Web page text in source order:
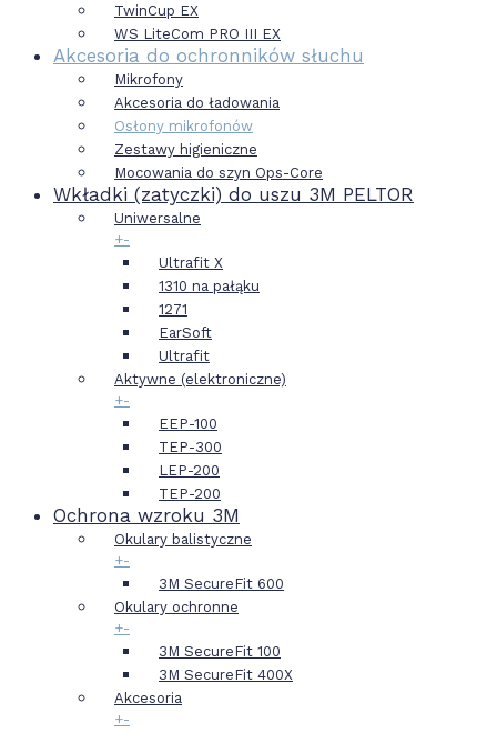
TwinCup EX
WS LiteCom PRO III EX
Akcesoria do ochronników słuchu
Mikrofony
Akcesoria do ładowania
Osłony mikrofonów
Zestawy higieniczne
Mocowania do szyn Ops-Core
Wkładki (zatyczki) do uszu 3M PELTOR
Uniwersalne
+-
Ultrafit X
1310 na pałąku
1271
EarSoft
Ultrafit
Aktywne (elektroniczne)
+-
EEP-100
TEP-300
LEP-200
TEP-200
Ochrona wzroku 3M
Okulary balistyczne
+-
3M SecureFit 600
Okulary ochronne
+-
3M SecureFit 100
3M SecureFit 400X
Akcesoria
+-